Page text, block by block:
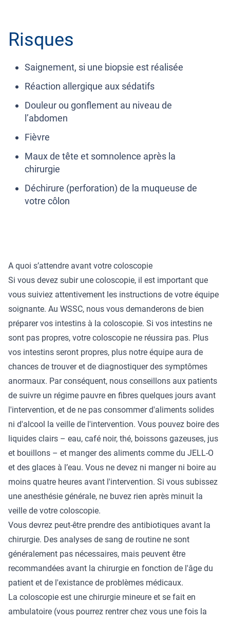
Risques
Saignement, si une biopsie est réalisée
Réaction allergique aux sédatifs
Douleur ou gonflement au niveau de
l’abdomen
Fièvre
Maux de tête et somnolence après la
chirurgie
Déchirure (perforation) de la muqueuse de
votre côlon
A quoi s’attendre avant votre coloscopie
Si vous devez subir une coloscopie, il est important que
vous suiviez attentivement les instructions de votre équipe
soignante. Au WSSC, nous vous demanderons de bien
préparer vos intestins à la coloscopie. Si vos intestins ne
sont pas propres, votre coloscopie ne réussira pas. Plus
vos intestins seront propres, plus notre équipe aura de
chances de trouver et de diagnostiquer des symptômes
anormaux. Par conséquent, nous conseillons aux patients
de suivre un régime pauvre en fibres quelques jours avant
l'intervention, et de ne pas consommer d'aliments solides
ni d'alcool la veille de l'intervention. Vous pouvez boire des
liquides clairs – eau, café noir, thé, boissons gazeuses, jus
et bouillons – et manger des aliments comme du JELL-O
et des glaces à l’eau. Vous ne devez ni manger ni boire au
moins quatre heures avant l'intervention. Si vous subissez
une anesthésie générale, ne buvez rien après minuit la
veille de votre coloscopie.
Vous devrez peut-être prendre des antibiotiques avant la
chirurgie. Des analyses de sang de routine ne sont
généralement pas nécessaires, mais peuvent être
recommandées avant la chirurgie en fonction de l'âge du
patient et de l'existance de problèmes médicaux.
La coloscopie est une chirurgie mineure et se fait en
ambulatoire (vous pourrez rentrer chez vous une fois la